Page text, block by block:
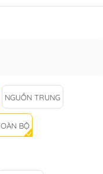
NGUỒN TRUNG
BỘ